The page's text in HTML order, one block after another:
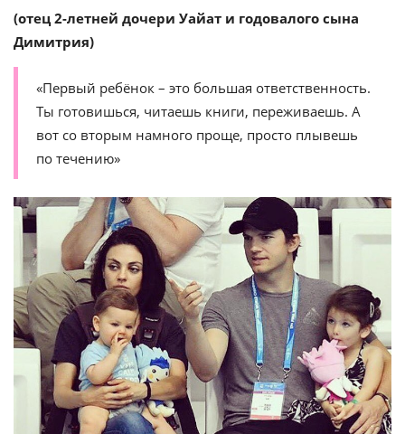
(отец 2-летней дочери Уайат и годовалого сына
Димитрия)
«Первый ребёнок – это большая ответственность.
Ты готовишься, читаешь книги, переживаешь. А
вот со вторым намного проще, просто плывешь
по течению»